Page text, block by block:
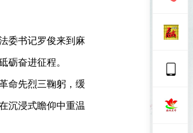
委书记罗俊来到麻
砺奋进征程。
命先烈三鞠躬，缓
沉浸式瞻仰中重温